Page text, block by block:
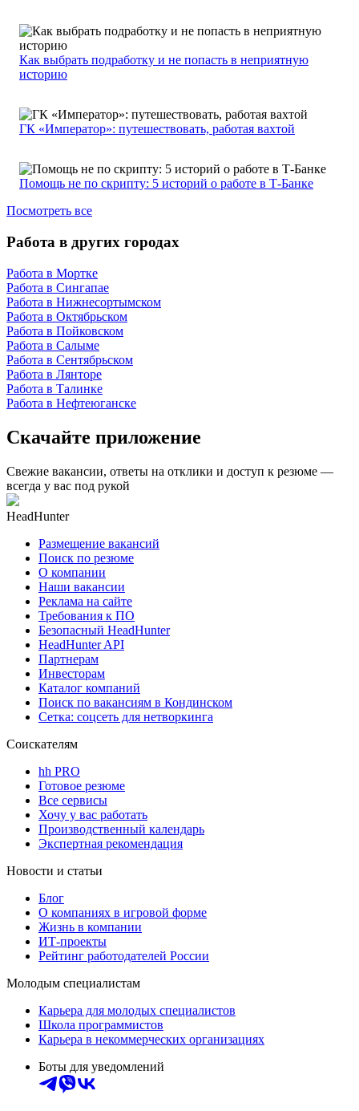
Как выбрать подработку и не попасть в неприятную
историю
ГК «Император»: путешествовать, работая вахтой
Помощь не по скрипту: 5 историй о работе в Т-Банке
Посмотреть все
Работа в других городах
Работа в Мортке
Работа в Сингапае
Работа в Нижнесортымском
Работа в Октябрьском
Работа в Пойковском
Работа в Салыме
Работа в Сентябрьском
Работа в Лянторе
Работа в Талинке
Работа в Нефтеюганске
Скачайте приложение
Свежие вакансии, ответы на отклики и доступ к резюме —
всегда у вас под рукой
HeadHunter
Размещение вакансий
Поиск по резюме
О компании
Наши вакансии
Реклама на сайте
Требования к ПО
Безопасный HeadHunter
HeadHunter API
Партнерам
Инвесторам
Каталог компаний
Поиск по вакансиям в Кондинском
Сетка: соцсеть для нетворкинга
Соискателям
hh PRO
Готовое резюме
Все сервисы
Хочу у вас работать
Производственный календарь
Экспертная рекомендация
Новости и статьи
Блог
О компаниях в игровой форме
Жизнь в компании
ИТ-проекты
Рейтинг работодателей России
Молодым специалистам
Карьера для молодых специалистов
Школа программистов
Карьера в некоммерческих организациях
Боты для уведомлений